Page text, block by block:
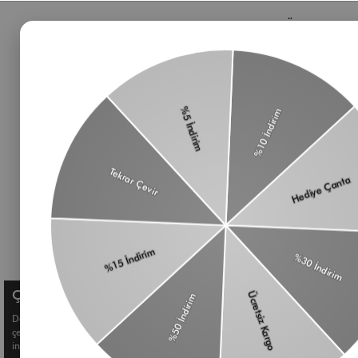
Bizden Haberler
Haberlerimiz, özel tekliflerimiz ve favori stillerimiz
hakkında ilk siz bilgi sahibi olun
Üyelik koşullarını
kişisel verilerimin
korunmasını kabul ediyorum.
Öne
Omuz Çantası
Süet Çanta
Baget Çanta
Çapraz Çanta
Kadın Cüzdan
Aksesuar
Kemer
© Shule. All right reserved.
Çerez Kullanımı
Deneyiminizi geliştirmek ve size kişiselleştirilmiş içerikler sunmak için
çerezler kullanıyoruz. Detaylı bilgi için
Çerez Politikamızı
inceleyebilirsiniz.